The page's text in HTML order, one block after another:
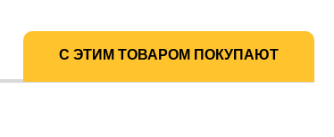
С ЭТИМ ТОВАРОМ ПОКУПАЮТ